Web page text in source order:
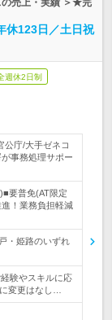
の売上・実績 ＞★完
休123日／土日祝
週休2日制
公庁/大手ゼネコ
事務処理サポー
要普免(AT限定
！業務負担軽減
・姫路のいずれ
験やスキルに応
変更はなし…